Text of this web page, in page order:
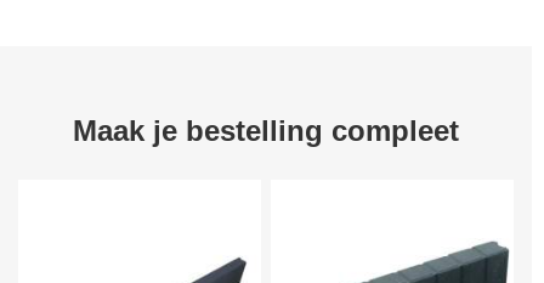
Maak je bestelling compleet